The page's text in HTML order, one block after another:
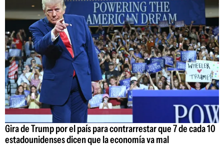
Gira de Trump por el país para contrarrestar que 7 de cada 10
estadounidenses dicen que la economía va mal